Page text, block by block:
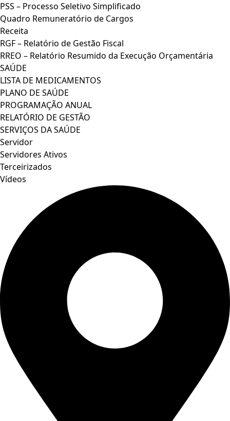
PSS – Processo Seletivo Simplificado
Quadro Remuneratório de Cargos
Receita
RGF – Relatório de Gestão Fiscal
RREO – Relatório Resumido da Execução Orçamentária
SAÚDE
LISTA DE MEDICAMENTOS
PLANO DE SAÚDE
PROGRAMAÇÃO ANUAL
RELATÓRIO DE GESTÃO
SERVIÇOS DA SAÚDE
Servidor
Servidores Ativos
Terceirizados
Vídeos